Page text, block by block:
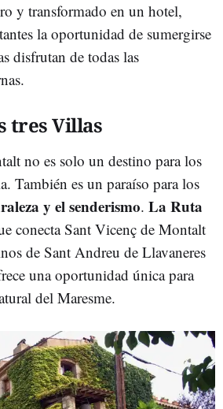
y transformado en un hotel,
la oportunidad de sumergirse
disfrutan de todas las
tres Villas
no es solo un destino para los
También es un paraíso para los
y el senderismo. La Ruta
conecta Sant Vicenç de Montalt
de Sant Andreu de Llavaneres
una oportunidad única para
del Maresme.